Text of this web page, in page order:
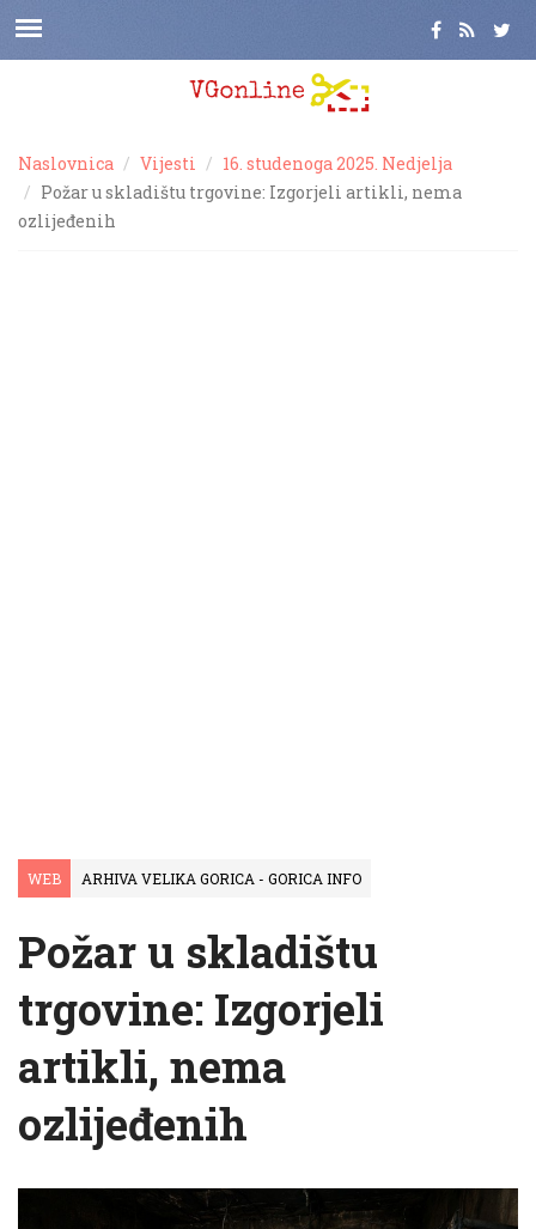
Naslovnica Vijesti
16. studenoga 2025. Nedjelja
Požar u skladištu trgovine: Izgorjeli artikli, nema
ozlijeđenih
WEB ARHIVA VELIKA GORICA - GORICA INFO
Požar u skladištu
trgovine: Izgorjeli
artikli, nema
ozlijeđenih